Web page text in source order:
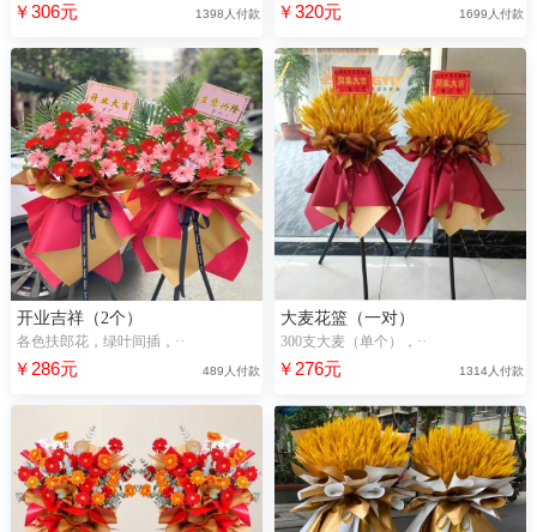
￥306元 1398人付款 ￥320元 1699人付款
开业吉祥（2个）
各色扶郎花，绿叶间插，··
￥286元 489人付款
大麦花篮（一对）
300支大麦（单个），··
￥276元 1314人付款